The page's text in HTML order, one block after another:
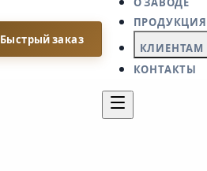
ПРОДУКЦИЯ
КЛИЕНТАМ
КОНТАКТЫ
Быстрый заказ